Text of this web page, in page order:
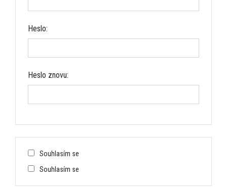
Heslo:
Heslo znovu:
Souhlasím se
Souhlasím se